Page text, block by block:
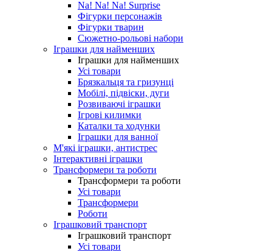
Na! Na! Na! Surprise
Фігурки персонажів
Фігурки тварин
Сюжетно-рольові набори
Іграшки для найменших
Іграшки для найменших
Усі товари
Брязкальця та гризунці
Мобілі, підвіски, дуги
Розвиваючі іграшки
Ігрові килимки
Каталки та ходунки
Іграшки для ванної
М'які іграшки, антистрес
Інтерактивні іграшки
Трансформери та роботи
Трансформери та роботи
Усі товари
Трансформери
Роботи
Іграшковий транспорт
Іграшковий транспорт
Усі товари